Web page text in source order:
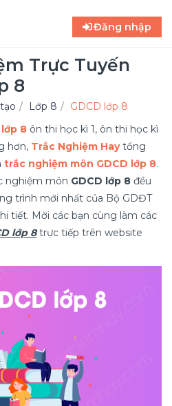
Đăng nhập
Trực Tuyến
8
Lớp 8
GDCD lớp 8
8 ôn thi học kì 1, ôn thi học kì
hơn, Trắc Nghiệm Haytổng
trắc nghiệm môn GDCD lớp 8.
nghiệm môn GDCD lớp 8 đều
trình mới nhất của Bộ GDĐT
tiết. Mời các bạn cùng làm các
lớp 8trực tiếp trên website